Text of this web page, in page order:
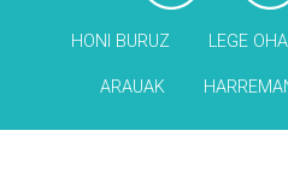
HONI BURUZ LEGE
ARAUAK